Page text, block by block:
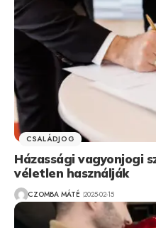
CSALÁDJOG
Házassági vagyonjogi
véletlen használják
CZOMBA MÁTÉ 2025-02-15